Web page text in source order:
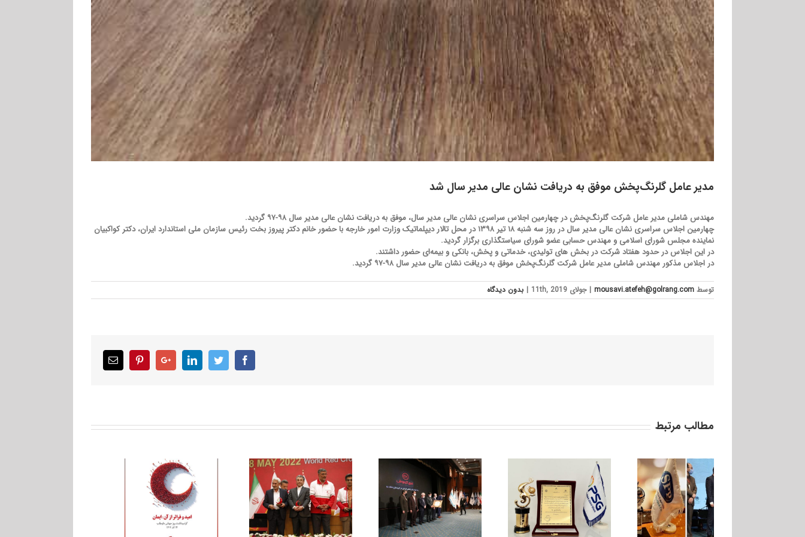
مدیر عامل گلرنگ‌پخش موفق به دریافت نشان عالی مدیر سال شد
مهندس شاملی مدیر عامل شرکت گلرنگ‌پخش در چهارمین اجلاس سراسری نشان عالی مدیر سال، موفق به دریافت نشان عالی مدیر سال ۹۸-۹۷ گردید.
چهارمین اجلاس سراسری نشان عالی مدیر سال در روز سه شنبه ۱۸ تیر ۱۳۹۸ در محل تالار دیپلماتیک وزارت امور خارجه با حضور خانم دکتر پیروز بخت رئیس سازمان ملی استاندارد ایران، دکتر کواکبیان
نماینده مجلس شورای اسلامی و مهندس حسابی عضو شورای سیاستگذاری برگزار گردید.
در این اجلاس در حدود هفتاد شرکت در بخش های تولیدی، خدماتی و پخش، بانکی و بیمه‌ای حضور داشتند.
در اجلاس مذکور مهندس شاملی مدیر عامل شرکت گلرنگ‌پخش موفق به دریافت نشان عالی مدیر سال ۹۸-۹۷ گردید.
توسط mousavi.atefeh@golrang.com
| جولای 11th, 2019 | بدون ديدگاه
Facebook
Twitter
LinkedIn
Google+
Pinterest
Email
مطالب مرتبط
اهدای تندیس هلال احمر
به رییس هیات مدیره
گروه صنعتی گلرنگ
رتبه سی و هفتم
شرکت‌های برتر ایران و دو
رتبه اول کشوری برای
افق کوروش
کسب عنوان صادر کننده
نمونه ملی سال 1400
توسط شرکت پدیده
شیمی غرب
دریافت تندیس بلورین
جشنواره صنایع سلامت
محور توسط
سپهرپلاستیک پدیده